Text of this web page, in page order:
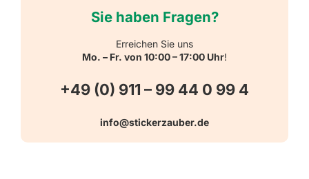
Warn-, Gebots-, Verbots- und
Hinweisaufkleber
Versandarten
Sie haben Fragen?
Erreichen Sie uns
Mo. – Fr. von 10:00 – 17:00 Uhr!
+49 (0) 911 – 99 44 0 99 4
info@stickerzauber.de